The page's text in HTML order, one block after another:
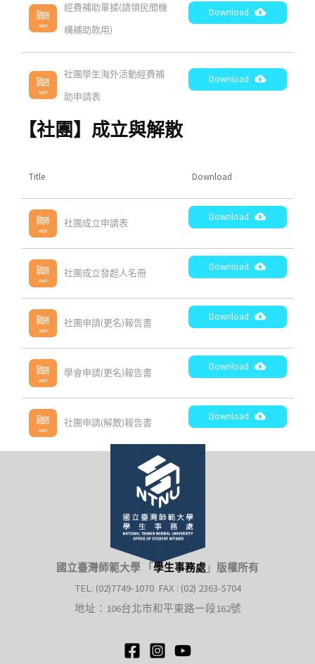
經費補助單據(請領民間機
構補助款用)
Download
社團學生海外活動經費補
助申請表
Download
【社團】成立與解散
Title Download
社團成立申請表
Download
社團成立發起人名冊
Download
社團申請(更名)報告書
Download
學會申請(更名)報告書
Download
社團申請(解散)報告書
Download
國立臺灣師範大學 「 學生事務處 」 版權所有
TEL: (02)7749-1070 FAX : (02) 2363-5704
地址：106台北市和平東路一段162號